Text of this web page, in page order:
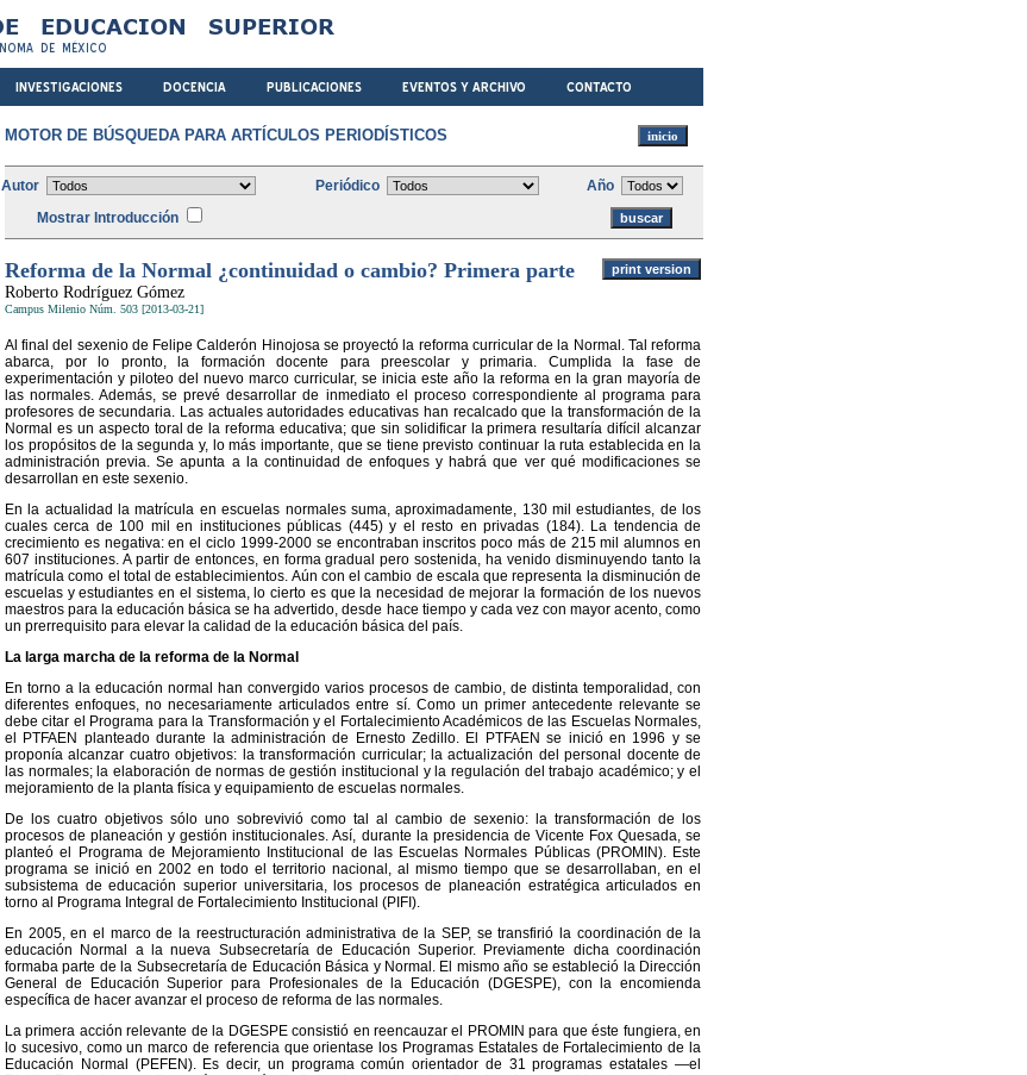
MOTOR DE BÚSQUEDA PARA ARTÍCULOS PERIODÍSTICOS
Autor Periódico
Año
Mostrar Introducción
Reforma de la Normal ¿continuidad o cambio? Primera parte
Roberto Rodríguez Gómez
Campus Milenio Núm. 503 [2013-03-21]
Al final del sexenio de Felipe Calderón Hinojosa se proyectó la reforma curricular de la Normal. Tal reforma
abarca, por lo pronto, la formación docente para preescolar y primaria. Cumplida la fase de
experimentación y piloteo del nuevo marco curricular, se inicia este año la reforma en la gran mayoría de
las normales. Además, se prevé desarrollar de inmediato el proceso correspondiente al programa para
profesores de secundaria. Las actuales autoridades educativas han recalcado que la transformación de la
Normal es un aspecto toral de la reforma educativa; que sin solidificar la primera resultaría difícil alcanzar
los propósitos de la segunda y, lo más importante, que se tiene previsto continuar la ruta establecida en la
administración previa. Se apunta a la continuidad de enfoques y habrá que ver qué modificaciones se
desarrollan en este sexenio.
En la actualidad la matrícula en escuelas normales suma, aproximadamente, 130 mil estudiantes, de los
cuales cerca de 100 mil en instituciones públicas (445) y el resto en privadas (184). La tendencia de
crecimiento es negativa: en el ciclo 1999-2000 se encontraban inscritos poco más de 215 mil alumnos en
607 instituciones. A partir de entonces, en forma gradual pero sostenida, ha venido disminuyendo tanto la
matrícula como el total de establecimientos. Aún con el cambio de escala que representa la disminución de
escuelas y estudiantes en el sistema, lo cierto es que la necesidad de mejorar la formación de los nuevos
maestros para la educación básica se ha advertido, desde hace tiempo y cada vez con mayor acento, como
un prerrequisito para elevar la calidad de la educación básica del país.
La larga marcha de la reforma de la Normal
En torno a la educación normal han convergido varios procesos de cambio, de distinta temporalidad, con
diferentes enfoques, no necesariamente articulados entre sí. Como un primer antecedente relevante se
debe citar el Programa para la Transformación y el Fortalecimiento Académicos de las Escuelas Normales,
el PTFAEN planteado durante la administración de Ernesto Zedillo. El PTFAEN se inició en 1996 y se
proponía alcanzar cuatro objetivos: la transformación curricular; la actualización del personal docente de
las normales; la elaboración de normas de gestión institucional y la regulación del trabajo académico; y el
mejoramiento de la planta física y equipamiento de escuelas normales.
De los cuatro objetivos sólo uno sobrevivió como tal al cambio de sexenio: la transformación de los
procesos de planeación y gestión institucionales. Así, durante la presidencia de Vicente Fox Quesada, se
planteó el Programa de Mejoramiento Institucional de las Escuelas Normales Públicas (PROMIN). Este
programa se inició en 2002 en todo el territorio nacional, al mismo tiempo que se desarrollaban, en el
subsistema de educación superior universitaria, los procesos de planeación estratégica articulados en
torno al Programa Integral de Fortalecimiento Institucional (PIFI).
En 2005, en el marco de la reestructuración administrativa de la SEP, se transfirió la coordinación de la
educación Normal a la nueva Subsecretaría de Educación Superior. Previamente dicha coordinación
formaba parte de la Subsecretaría de Educación Básica y Normal. El mismo año se estableció la Dirección
General de Educación Superior para Profesionales de la Educación (DGESPE), con la encomienda
específica de hacer avanzar el proceso de reforma de las normales.
La primera acción relevante de la DGESPE consistió en reencauzar el PROMIN para que éste fungiera, en
lo sucesivo, como un marco de referencia que orientase los Programas Estatales de Fortalecimiento de la
Educación Normal (PEFEN). Es decir, un programa común orientador de 31 programas estatales —el